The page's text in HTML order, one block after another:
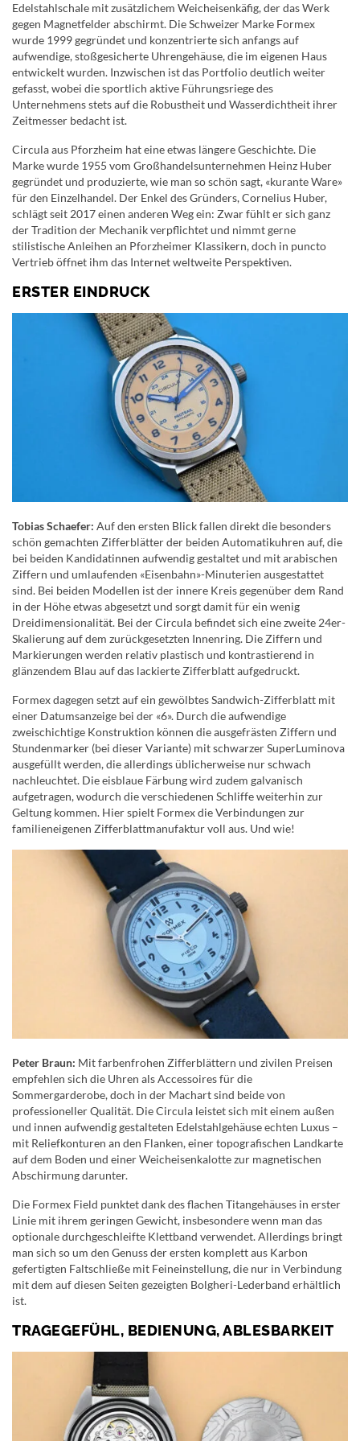
Edelstahlschale mit zusätzlichem Weicheisenkäfig, der das Werk
gegen Magnetfelder abschirmt. Die Schweizer Marke Formex
wurde 1999 gegründet und konzentrierte sich anfangs auf
aufwendige, stoßgesicherte Uhrengehäuse, die im eigenen Haus
entwickelt wurden. Inzwischen ist das Portfolio deutlich weiter
gefasst, wobei die sportlich aktive Führungsriege des
Unternehmens stets auf die Robustheit und Wasserdichtheit ihrer
Zeitmesser bedacht ist.
Circula aus Pforzheim hat eine etwas längere Geschichte. Die
Marke wurde 1955 vom Großhandelsunternehmen Heinz Huber
gegründet und produzierte, wie man so schön sagt, «kurante Ware»
für den Einzelhandel. Der Enkel des Gründers, Cornelius Huber,
schlägt seit 2017 einen anderen Weg ein: Zwar fühlt er sich ganz
der Tradition der Mechanik verpflichtet und nimmt gerne
stilistische Anleihen an Pforzheimer Klassikern, doch in puncto
Vertrieb öffnet ihm das Internet weltweite Perspektiven.
ERSTER EINDRUCK
Tobias Schaefer: Auf den ersten Blick fallen direkt die besonders
schön gemachten Zifferblätter der beiden Automatikuhren auf, die
bei beiden Kandidatinnen aufwendig gestaltet und mit arabischen
Ziffern und umlaufenden «Eisenbahn»-Minuterien ausgestattet
sind. Bei beiden Modellen ist der innere Kreis gegenüber dem Rand
in der Höhe etwas abgesetzt und sorgt damit für ein wenig
Dreidimensionalität. Bei der Circula befindet sich eine zweite 24er-
Skalierung auf dem zurückgesetzten Innenring. Die Ziffern und
Markierungen werden relativ plastisch und kontrastierend in
glänzendem Blau auf das lackierte Zifferblatt aufgedruckt.
Formex dagegen setzt auf ein gewölbtes Sandwich-Zifferblatt mit
einer Datumsanzeige bei der «6». Durch die aufwendige
zweischichtige Konstruktion können die ausgefrästen Ziffern und
Stundenmarker (bei dieser Variante) mit schwarzer SuperLuminova
ausgefüllt werden, die allerdings üblicherweise nur schwach
nachleuchtet. Die eisblaue Färbung wird zudem galvanisch
aufgetragen, wodurch die verschiedenen Schliffe weiterhin zur
Geltung kommen. Hier spielt Formex die Verbindungen zur
familieneigenen Zifferblattmanufaktur voll aus. Und wie!
Peter Braun: Mit farbenfrohen Zifferblättern und zivilen Preisen
empfehlen sich die Uhren als Accessoires für die
Sommergarderobe, doch in der Machart sind beide von
professioneller Qualität. Die Circula leistet sich mit einem außen
und innen aufwendig gestalteten Edelstahlgehäuse echten Luxus –
mit Reliefkonturen an den Flanken, einer topografischen Landkarte
auf dem Boden und einer Weicheisenkalotte zur magnetischen
Abschirmung darunter.
Die Formex Field punktet dank des flachen Titangehäuses in erster
Linie mit ihrem geringen Gewicht, insbesondere wenn man das
optionale durchgeschleifte Klettband verwendet. Allerdings bringt
man sich so um den Genuss der ersten komplett aus Karbon
gefertigten Faltschließe mit Feineinstellung, die nur in Verbindung
mit dem auf diesen Seiten gezeigten Bolgheri-Lederband erhältlich
ist.
TRAGEGEFÜHL, BEDIENUNG, ABLESBARKEIT